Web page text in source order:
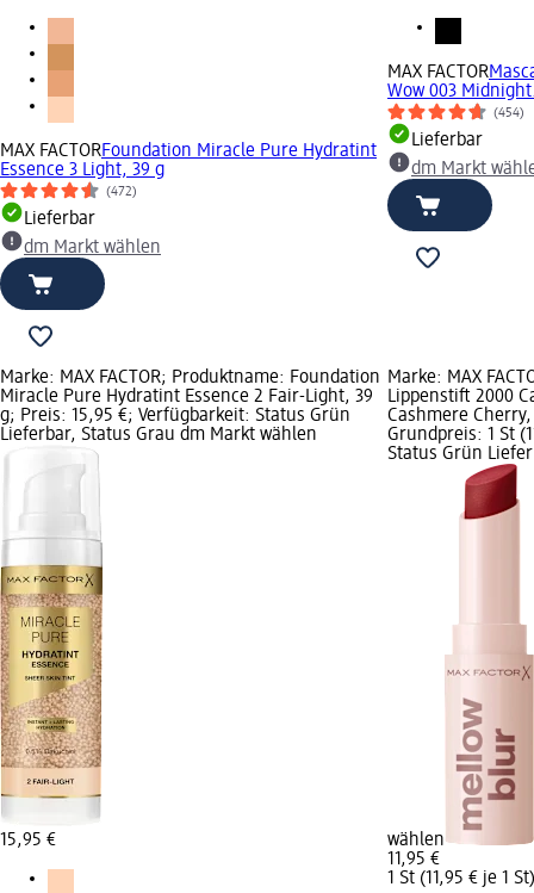
MAX FACTORFoundation Miracle Pure Hydratint
Essence 3 Light, 39 g
(472)
Lieferbar
dm Markt wählen
MAX FACTOR
Wow 003
(454)
Lieferbar
dm Markt
Marke: MAX FACTOR; Produktname: Foundation
Miracle Pure Hydratint Essence 2 Fair-Light, 39
g; Preis: 15,95 €; Verfügbarkeit: Status Grün
Lieferbar, Status Grau dm Markt wählen
15,95 €
Marke: MAX
Lippenstift 2000
Cashmere
Grundpreis: 1 St
Status Grün
wählen
11,95 €
1 St (11,95 € je 1 St)